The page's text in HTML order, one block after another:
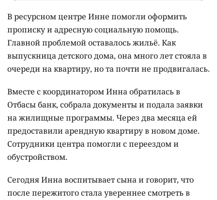
В ресурсном центре Инне помогли оформить
прописку и адресную социальную помощь.
Главной проблемой оставалось жильё. Как
выпускница детского дома, она много лет стояла в
очереди на квартиру, но та почти не продвигалась.
Вместе с координатором Инна обратилась в
Отбасы банк, собрала документы и подала заявки
на жилищные программы. Через два месяца ей
предоставили арендную квартиру в новом доме.
Сотрудники центра помогли с переездом и
обустройством.
Сегодня Инна воспитывает сына и говорит, что
после пережитого стала увереннее смотреть в